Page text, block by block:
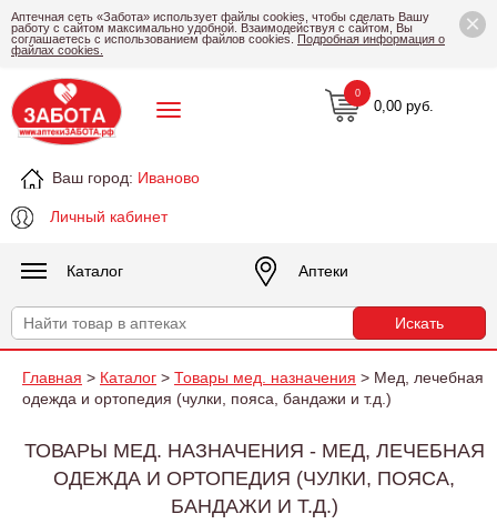
×
Аптечная сеть «Забота» использует файлы cookies, чтобы сделать Вашу
работу с сайтом максимально удобной. Взаимодействуя с сайтом, Вы
соглашаетесь с использованием файлов cookies. Подробная информация о
файлах cookies.
Ваш город: Иваново
Личный кабинет
0,00 руб.
0
Каталог Аптеки
Главная > Каталог > Товары мед. назначения > Мед, лечебная
одежда и ортопедия (чулки, пояса, бандажи и т.д.)
ТОВАРЫ МЕД. НАЗНАЧЕНИЯ - МЕД, ЛЕЧЕБНАЯ
ОДЕЖДА И ОРТОПЕДИЯ (ЧУЛКИ, ПОЯСА,
БАНДАЖИ И Т.Д.)